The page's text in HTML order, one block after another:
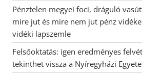
Pénztelen megyei foci, dráguló
mire jut és mire nem jut pénz
vidéki lapszemle
Felsőoktatás: igen eredményes
tekinthet vissza a Nyíregyházi